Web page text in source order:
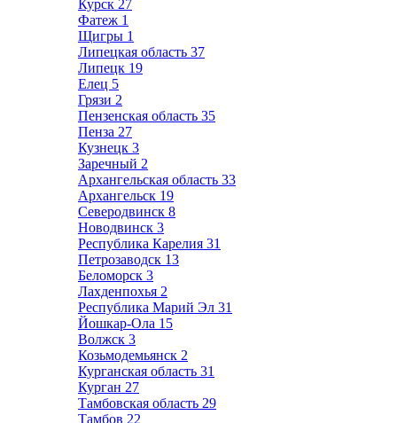
Курск 27
Фатеж 1
Щигры 1
Липецкая область 37
Липецк 19
Елец 5
Грязи 2
Пензенская область 35
Пенза 27
Кузнецк 3
Заречный 2
Архангельская область 33
Архангельск 19
Северодвинск 8
Новодвинск 3
Республика Карелия 31
Петрозаводск 13
Беломорск 3
Лахденпохья 2
Республика Марий Эл 31
Йошкар-Ола 15
Волжск 3
Козьмодемьянск 2
Курганская область 31
Курган 27
Тамбовская область 29
Тамбов 22